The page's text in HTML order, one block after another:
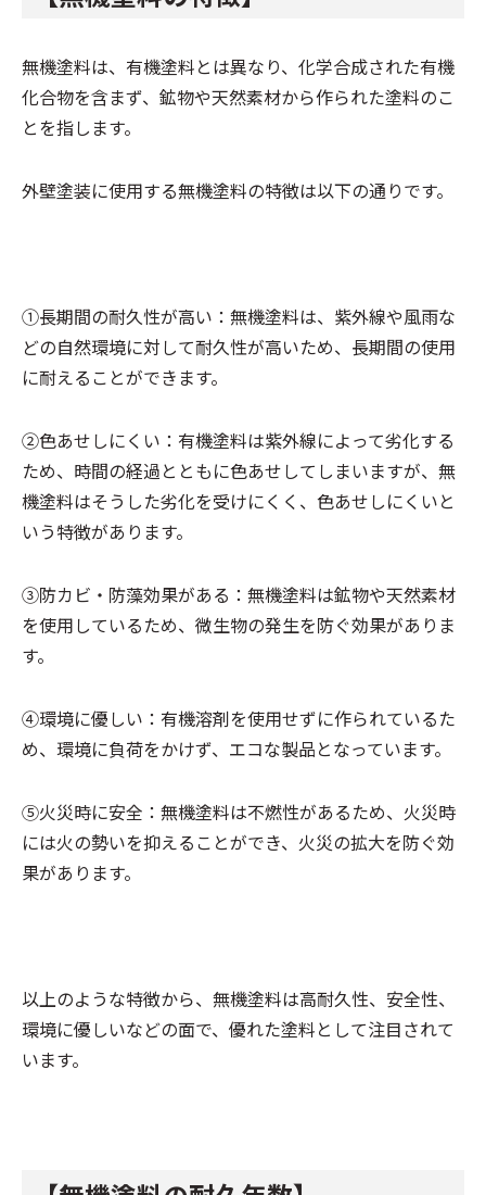
無機塗料は、有機塗料とは異なり、化学合成された有機
化合物を含まず、鉱物や天然素材から作られた塗料のこ
とを指します。
外壁塗装に使用する無機塗料の特徴は以下の通りです。
①長期間の耐久性が高い：無機塗料は、紫外線や風雨な
どの自然環境に対して耐久性が高いため、長期間の使用
に耐えることができます。
②色あせしにくい：有機塗料は紫外線によって劣化する
ため、時間の経過とともに色あせしてしまいますが、無
機塗料はそうした劣化を受けにくく、色あせしにくいと
いう特徴があります。
③防カビ・防藻効果がある：無機塗料は鉱物や天然素材
を使用しているため、微生物の発生を防ぐ効果がありま
す。
④環境に優しい：有機溶剤を使用せずに作られているた
め、環境に負荷をかけず、エコな製品となっています。
⑤火災時に安全：無機塗料は不燃性があるため、火災時
には火の勢いを抑えることができ、火災の拡大を防ぐ効
果があります。
以上のような特徴から、無機塗料は高耐久性、安全性、
環境に優しいなどの面で、優れた塗料として注目されて
います。